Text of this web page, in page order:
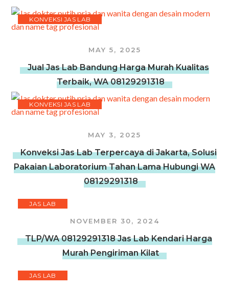
KONVEKSI JAS LAB
MAY 5, 2025
Jual Jas Lab Bandung Harga Murah Kualitas
Terbaik, WA 08129291318
KONVEKSI JAS LAB
MAY 3, 2025
Konveksi Jas Lab Terpercaya di Jakarta, Solusi
Pakaian Laboratorium Tahan Lama Hubungi WA
08129291318
JAS LAB
NOVEMBER 30, 2024
TLP/WA 08129291318 Jas Lab Kendari Harga
Murah Pengiriman Kilat
JAS LAB